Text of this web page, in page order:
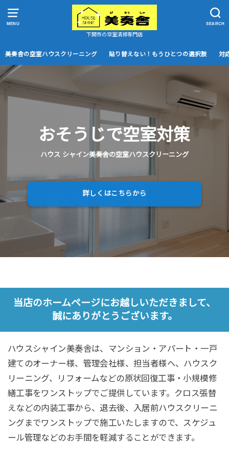
MENU SEARCH
下関市の空室清掃専門店
美奏舎の空室ハウスクリーニング 貼り替えない！もうひとつの選択肢 対
おそうじで空室対策
ハウス シャイン美奏舎の空室ハウスクリーニング
詳しくはこちらから
当店のホームページにお越しいただきまして、
誠にありがとうございます。
ハウスシャイン美奏舎は、マンション・アパート・一戸
建てのオーナー様、管理会社様、担当者様へ、ハウスク
リーニング、リフォームなどの原状回復工事・小規模修
繕工事をワンストップでご提供しています。クロス張替
えなどの内装工事から、退去後、入居前ハウスクリーニ
ングまでワンストップで施工いたしますので、スケジュ
ール管理などのお手間を軽減することができます。